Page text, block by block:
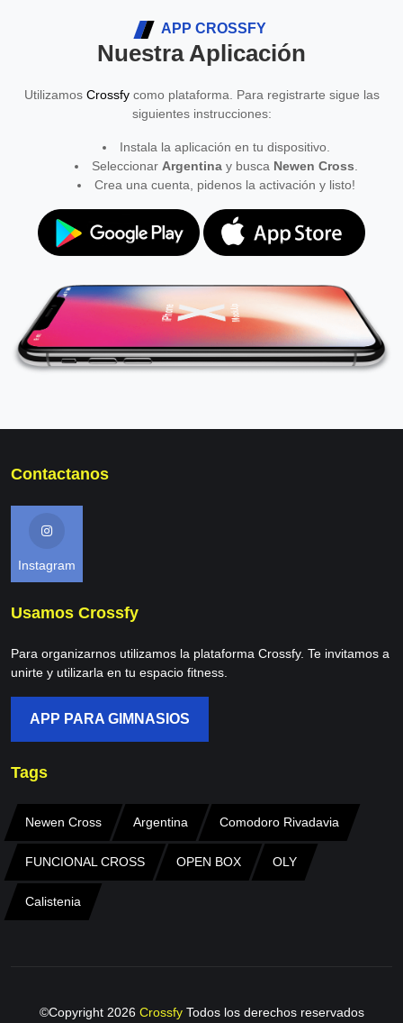
APP CROSSFY
Nuestra Aplicación
Utilizamos Crossfycomo plataforma. Para registrarte sigue las
siguientes instrucciones:
Instala la aplicación en tu dispositivo.
Seleccionar Argentinay busca Newen Cross
Crea una cuenta, pidenos la activación y listo!
Contactanos
Instagram
Usamos Crossfy
Para organizarnos utilizamos la plataforma Crossfy. Te invitamos a
unirte y utilizarla en tu espacio fitness.
APP PARA GIMNASIOS
Tags
Newen Cross Argentina Comodoro Rivadavia
FUNCIONAL CROSS OPEN BOX OLY
Calistenia
©Copyright 2026 Crossfy Todos los derechos reservados